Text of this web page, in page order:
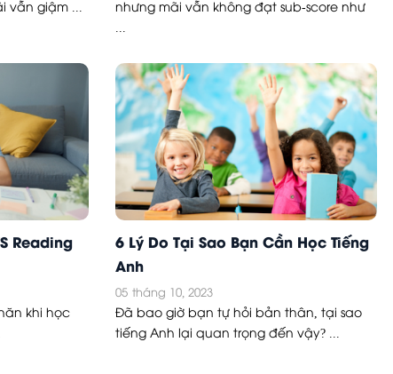
vẫn giậm ...
nhưng mãi vẫn không đạt sub-score như
Reading
khi học
6 Lý Do Tại Sao Bạn Cần Học Tiếng
Anh
05 tháng 10, 2023
Đã bao giờ bạn tự hỏi bản thân, tại sao
tiếng Anh lại quan trọng đến vậy? ...